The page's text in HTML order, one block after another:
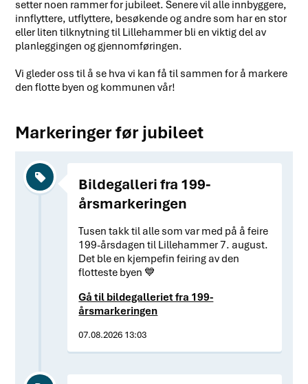
setter noen rammer for jubileet. Senere vil alle innbyggere,
innflyttere, utflyttere, besøkende og andre som har en stor
eller liten tilknytning til Lillehammer bli en viktig del av
planleggingen og gjennomføringen.
Vi gleder oss til å se hva vi kan få til sammen for å markere
den flotte byen og kommunen vår!
Markeringer før jubileet
Bildegalleri fra 199-
årsmarkeringen
Tusen takk til alle som var med på å feire
199-årsdagen til Lillehammer 7. august.
Det ble en kjempefin feiring av den
flotteste byen 💙
Gå til bildegalleriet fra 199-
årsmarkeringen
07.08.2026 13:03